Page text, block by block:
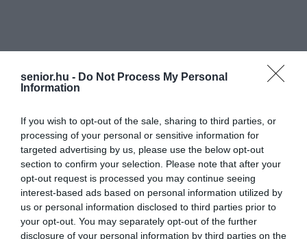
senior.hu - Do Not Process My Personal
Information
If you wish to opt-out of the sale, sharing to third parties, or
processing of your personal or sensitive information for
targeted advertising by us, please use the below opt-out
section to confirm your selection. Please note that after your
opt-out request is processed you may continue seeing
interest-based ads based on personal information utilized by
us or personal information disclosed to third parties prior to
your opt-out. You may separately opt-out of the further
disclosure of your personal information by third parties on the